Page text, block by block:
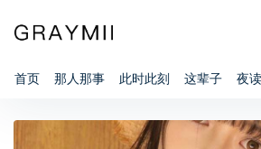
首页 那人那事 此时此刻 这辈子 夜读